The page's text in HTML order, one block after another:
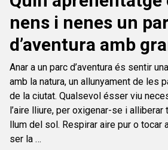
nens i nenes un
d’aventura amb
Anar a un parc d’aventura és sentir
amb la natura, un allunyament de les
de la ciutat. Qualsevol ésser viu
l’aire lliure, per oxigenar-se i
llum del sol. Respirar aire pur o tocar
ser la …